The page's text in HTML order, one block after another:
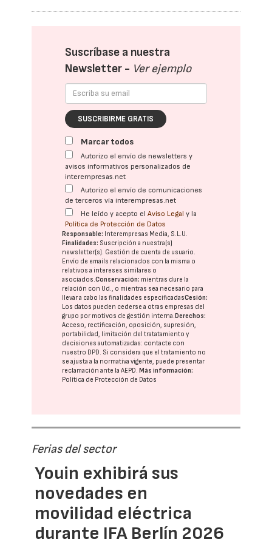
Suscríbase a nuestra
Newsletter - Ver ejemplo
SUSCRIBIRME GRATIS
Marcar todos
Autorizo el envío de newsletters y
avisos informativos personalizados de
interempresas.net
Autorizo el envío de comunicaciones
de terceros vía interempresas.net
He leído y acepto elAviso Legal y la
Política de Protección de Datos
Responsable: Interempresas Media, S.L.U.
Finalidades: Suscripción a nuestra(s)
newsletter(s). Gestión de cuenta de usuario.
Envío de emails relacionados con la misma o
relativos a intereses similares o
asociados.Conservación: mientras dure la
relación con Ud., o mientras sea necesario para
llevar a cabo las finalidades especificadasCesión:
Los datos pueden cederse a otras empresas del
grupo por motivos de gestión interna.Derechos:
Acceso, rectificación, oposición, supresión,
portabilidad, limitación del tratatamiento y
decisiones automatizadas: contacte con
nuestro DPD. Si considera que el tratamiento no
se ajusta a la normativa vigente, puede presentar
reclamación ante laAEPD.Más información:
Política de Protección de Datos
Ferias del sector
Youin exhibirá sus
novedades en
movilidad eléctrica
durante IFA Berlín 2026